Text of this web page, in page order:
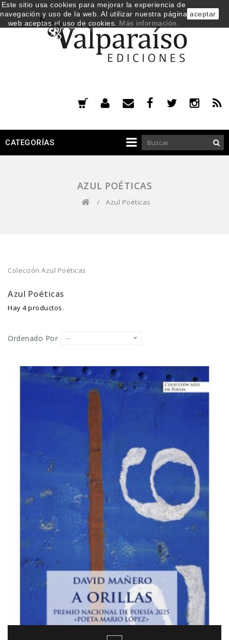
CATEGORÍAS
AZUL POÉTICAS
/ Azul Poéticas
Colección Azul Poéticas
Azul Poéticas
Hay 4 productos.
Ordenado Por --
Este sitio usa cookies para mejorar la experiencia de
navegación y uso de la web. Al utilizar nuestra página
web aceptas el uso de cookies. Más información
aceptar